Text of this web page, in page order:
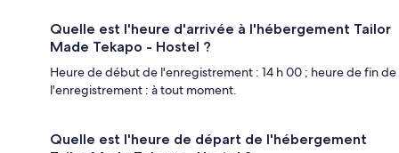
Quelle est l'heure d'arrivée à l'hébergement Tailor
Made Tekapo - Hostel ?
Heure de début de l'enregistrement : 14 h 00 ; heure de fin de
l'enregistrement : à tout moment.
Quelle est l'heure de départ de l'hébergement